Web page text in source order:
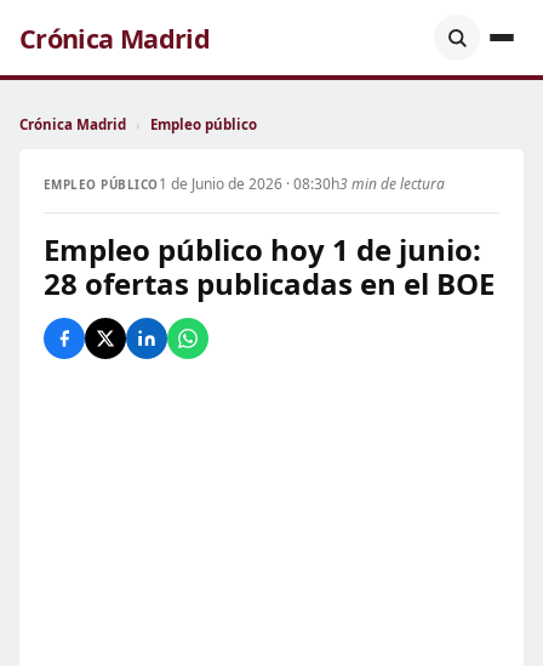
Crónica Madrid
Crónica Madrid › Empleo público
EMPLEO PÚBLICO1 de Junio de 2026 · 08:30h3 min de lectura
Empleo público hoy 1 de junio:
28 ofertas publicadas en el BOE